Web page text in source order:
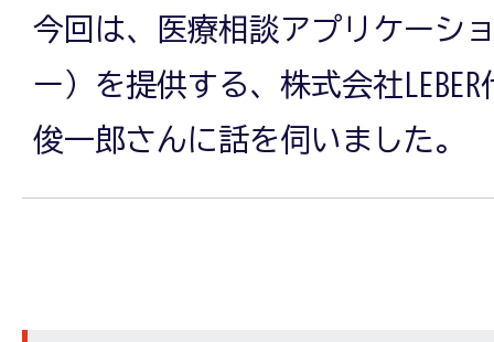
今回は、医療相談アプリケーシ
ー）を提供する、株式会社LEBER
俊一郎さんに話を伺いました。